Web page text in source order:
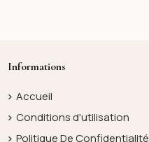
Informations
Accueil
Conditions d'utilisation
Politique De Confidentialité